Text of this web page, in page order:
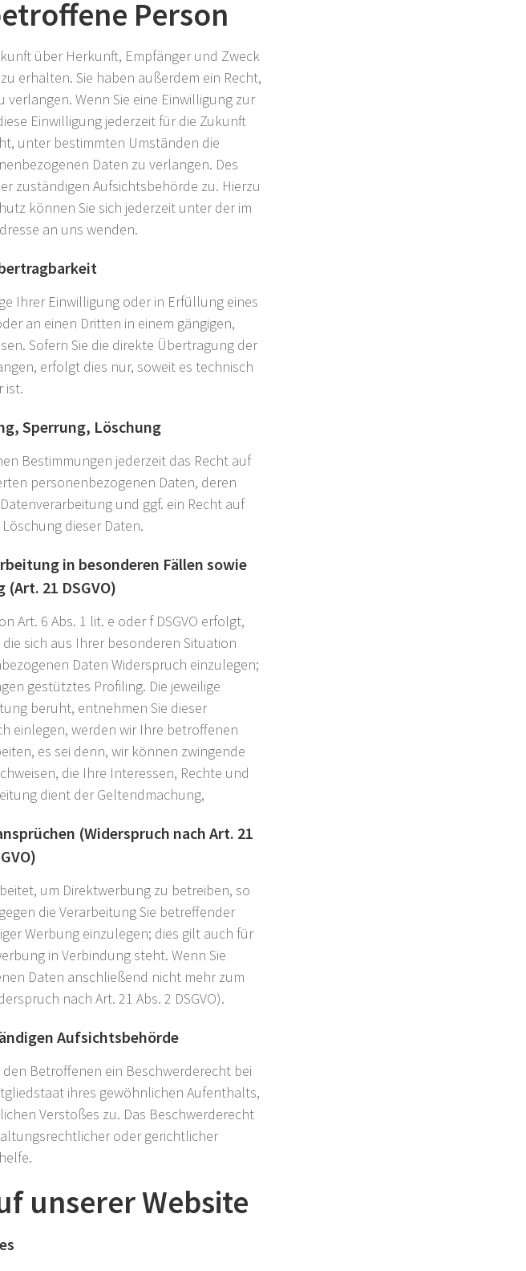
Person
über Herkunft, Empfänger und Zweck
erhalten. Sie haben außerdem ein Recht,
Wenn Sie eine Einwilligung zur
Einwilligung jederzeit für die Zukunft
unter bestimmten Umständen die
Daten zu verlangen. Des
zuständigen Aufsichtsbehörde zu. Hierzu
können Sie sich jederzeit unter der im
an uns wenden.
Ihrer Einwilligung oder in Erfüllung eines
an einen Dritten in einem gängigen,
Sofern Sie die direkte Übertragung der
erfolgt dies nur, soweit es technisch
ist.
Sperrung, Löschung
Bestimmungen jederzeit das Recht auf
personenbezogenen Daten, deren
und ggf. ein Recht auf
dieser Daten.
in besonderen Fällen sowie
21 DSGVO)
Art. 6 Abs. 1 lit. e oder f DSGVO erfolgt,
sich aus Ihrer besonderen Situation
Daten Widerspruch einzulegen;
gestütztes Profiling. Die jeweilige
beruht, entnehmen Sie dieser
einlegen, werden wir Ihre betroffenen
es sei denn, wir können zwingende
die Ihre Interessen, Rechte und
dient der Geltendmachung,
(Widerspruch nach Art. 21
um Direktwerbung zu betreiben, so
die Verarbeitung Sie betreffender
Werbung einzulegen; dies gilt auch für
in Verbindung steht. Wenn Sie
Daten anschließend nicht mehr zum
nach Art. 21 Abs. 2 DSGVO).
Aufsichtsbehörde
Betroffenen ein Beschwerderecht bei
ihres gewöhnlichen Aufenthalts,
Verstoßes zu. Das Beschwerderecht
oder gerichtlicher
unserer Website